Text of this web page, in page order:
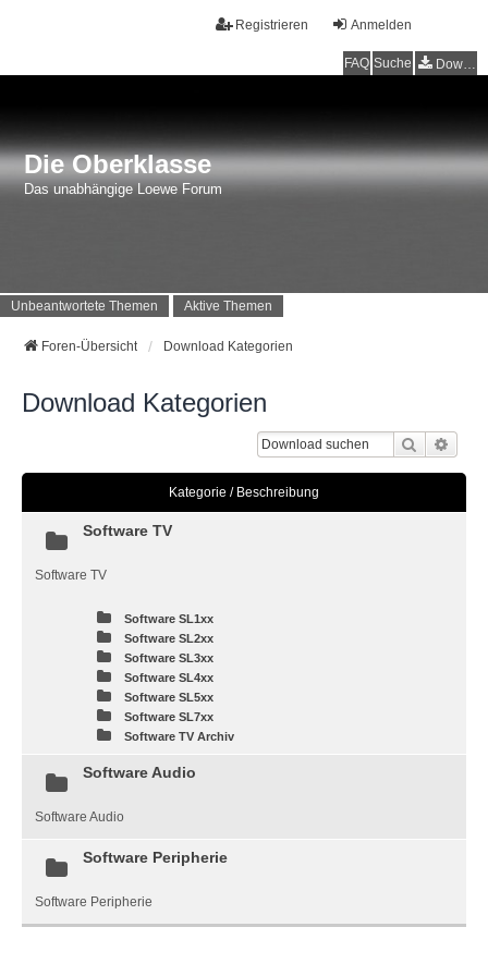
Anmelden
Registrieren
FAQ Suche Downloads
Die Oberklasse
Das unabhängige Loewe Forum
Unbeantwortete Themen Aktive Themen
Foren-Übersicht Download Kategorien
Download Kategorien
Suche
Kategorie / Beschreibung
Software TV
Software TV
Software SL1xx
Software SL2xx
Software SL3xx
Software SL4xx
Software SL5xx
Software SL7xx
Software TV Archiv
Software Audio
Software Audio
Software Peripherie
Software Peripherie